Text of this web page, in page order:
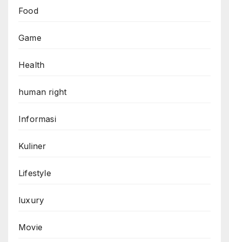
Food
Game
Health
human right
Informasi
Kuliner
Lifestyle
luxury
Movie